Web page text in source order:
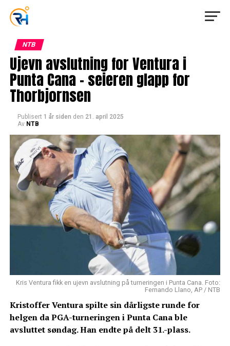
NTB
Ujevn avslutning for Ventura i
Punta Cana – seieren glapp for
Thorbjornsen
Publisert 1 år siden den 21. april 2025
Av NTB
Kris Ventura fikk en ujevn avslutning på turneringen i Punta Cana. Foto:
Fernando Llano, AP / NTB
Kristoffer Ventura spilte sin dårligste runde for
helgen da PGA-turneringen i Punta Cana ble
avsluttet søndag. Han endte på delt 31.-plass.